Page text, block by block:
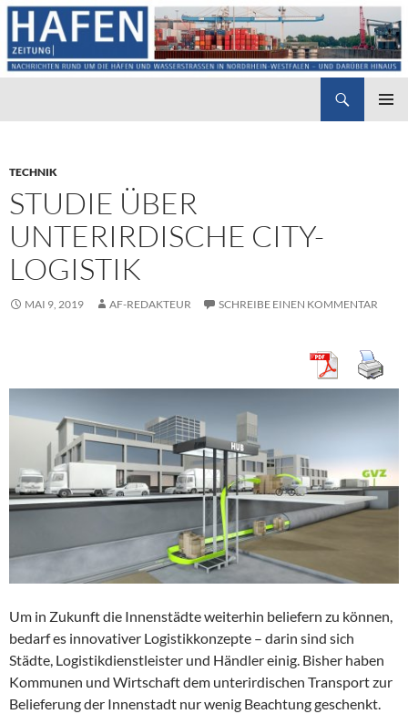
TECHNIK
STUDIE ÜBER
UNTERIRDISCHE CITY-
LOGISTIK
MAI 9, 2019 AF-REDAKTEUR SCHREIBE EINEN KOMMENTAR
Um in Zukunft die Innenstädte weiterhin beliefern zu können,
bedarf es innovativer Logistikkonzepte – darin sind sich
Städte, Logistikdienstleister und Händler einig. Bisher haben
Kommunen und Wirtschaft dem unterirdischen Transport zur
Belieferung der Innenstadt nur wenig Beachtung geschenkt.